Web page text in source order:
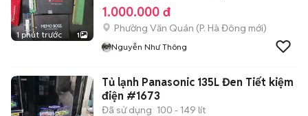
1 phút trước 1
1.000.000 đ
Phường Văn Quán (P. Hà Đông mới)
Nguyễn Như Thông
Tủ lạnh Panasonic 135L Đen Tiết kiệm
điện #1673
Đã sử dụng 100 - 149 lít